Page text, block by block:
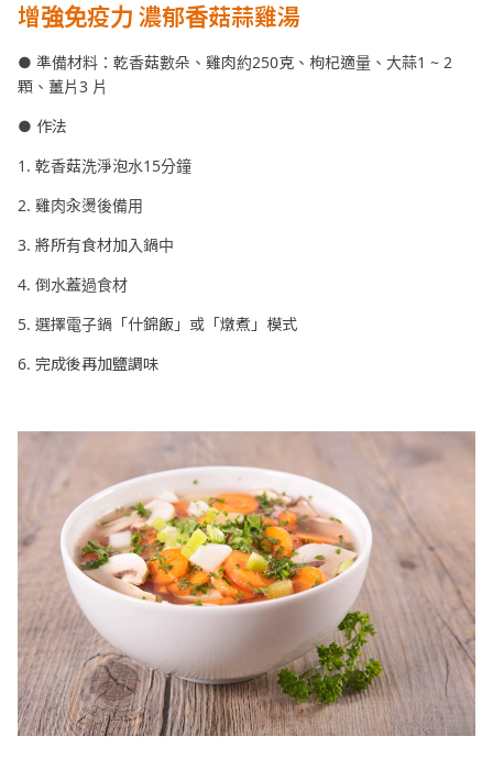
增強免疫力 濃郁香菇蒜雞湯
● 準備材料：乾香菇數朵、雞肉約250克、枸杞適量、大蒜1 ~ 2
顆、薑片3 片
● 作法
1. 乾香菇洗淨泡水15分鐘
2. 雞肉汆燙後備用
3. 將所有食材加入鍋中
4. 倒水蓋過食材
5. 選擇電子鍋「什錦飯」或「燉煮」模式
6. 完成後再加鹽調味